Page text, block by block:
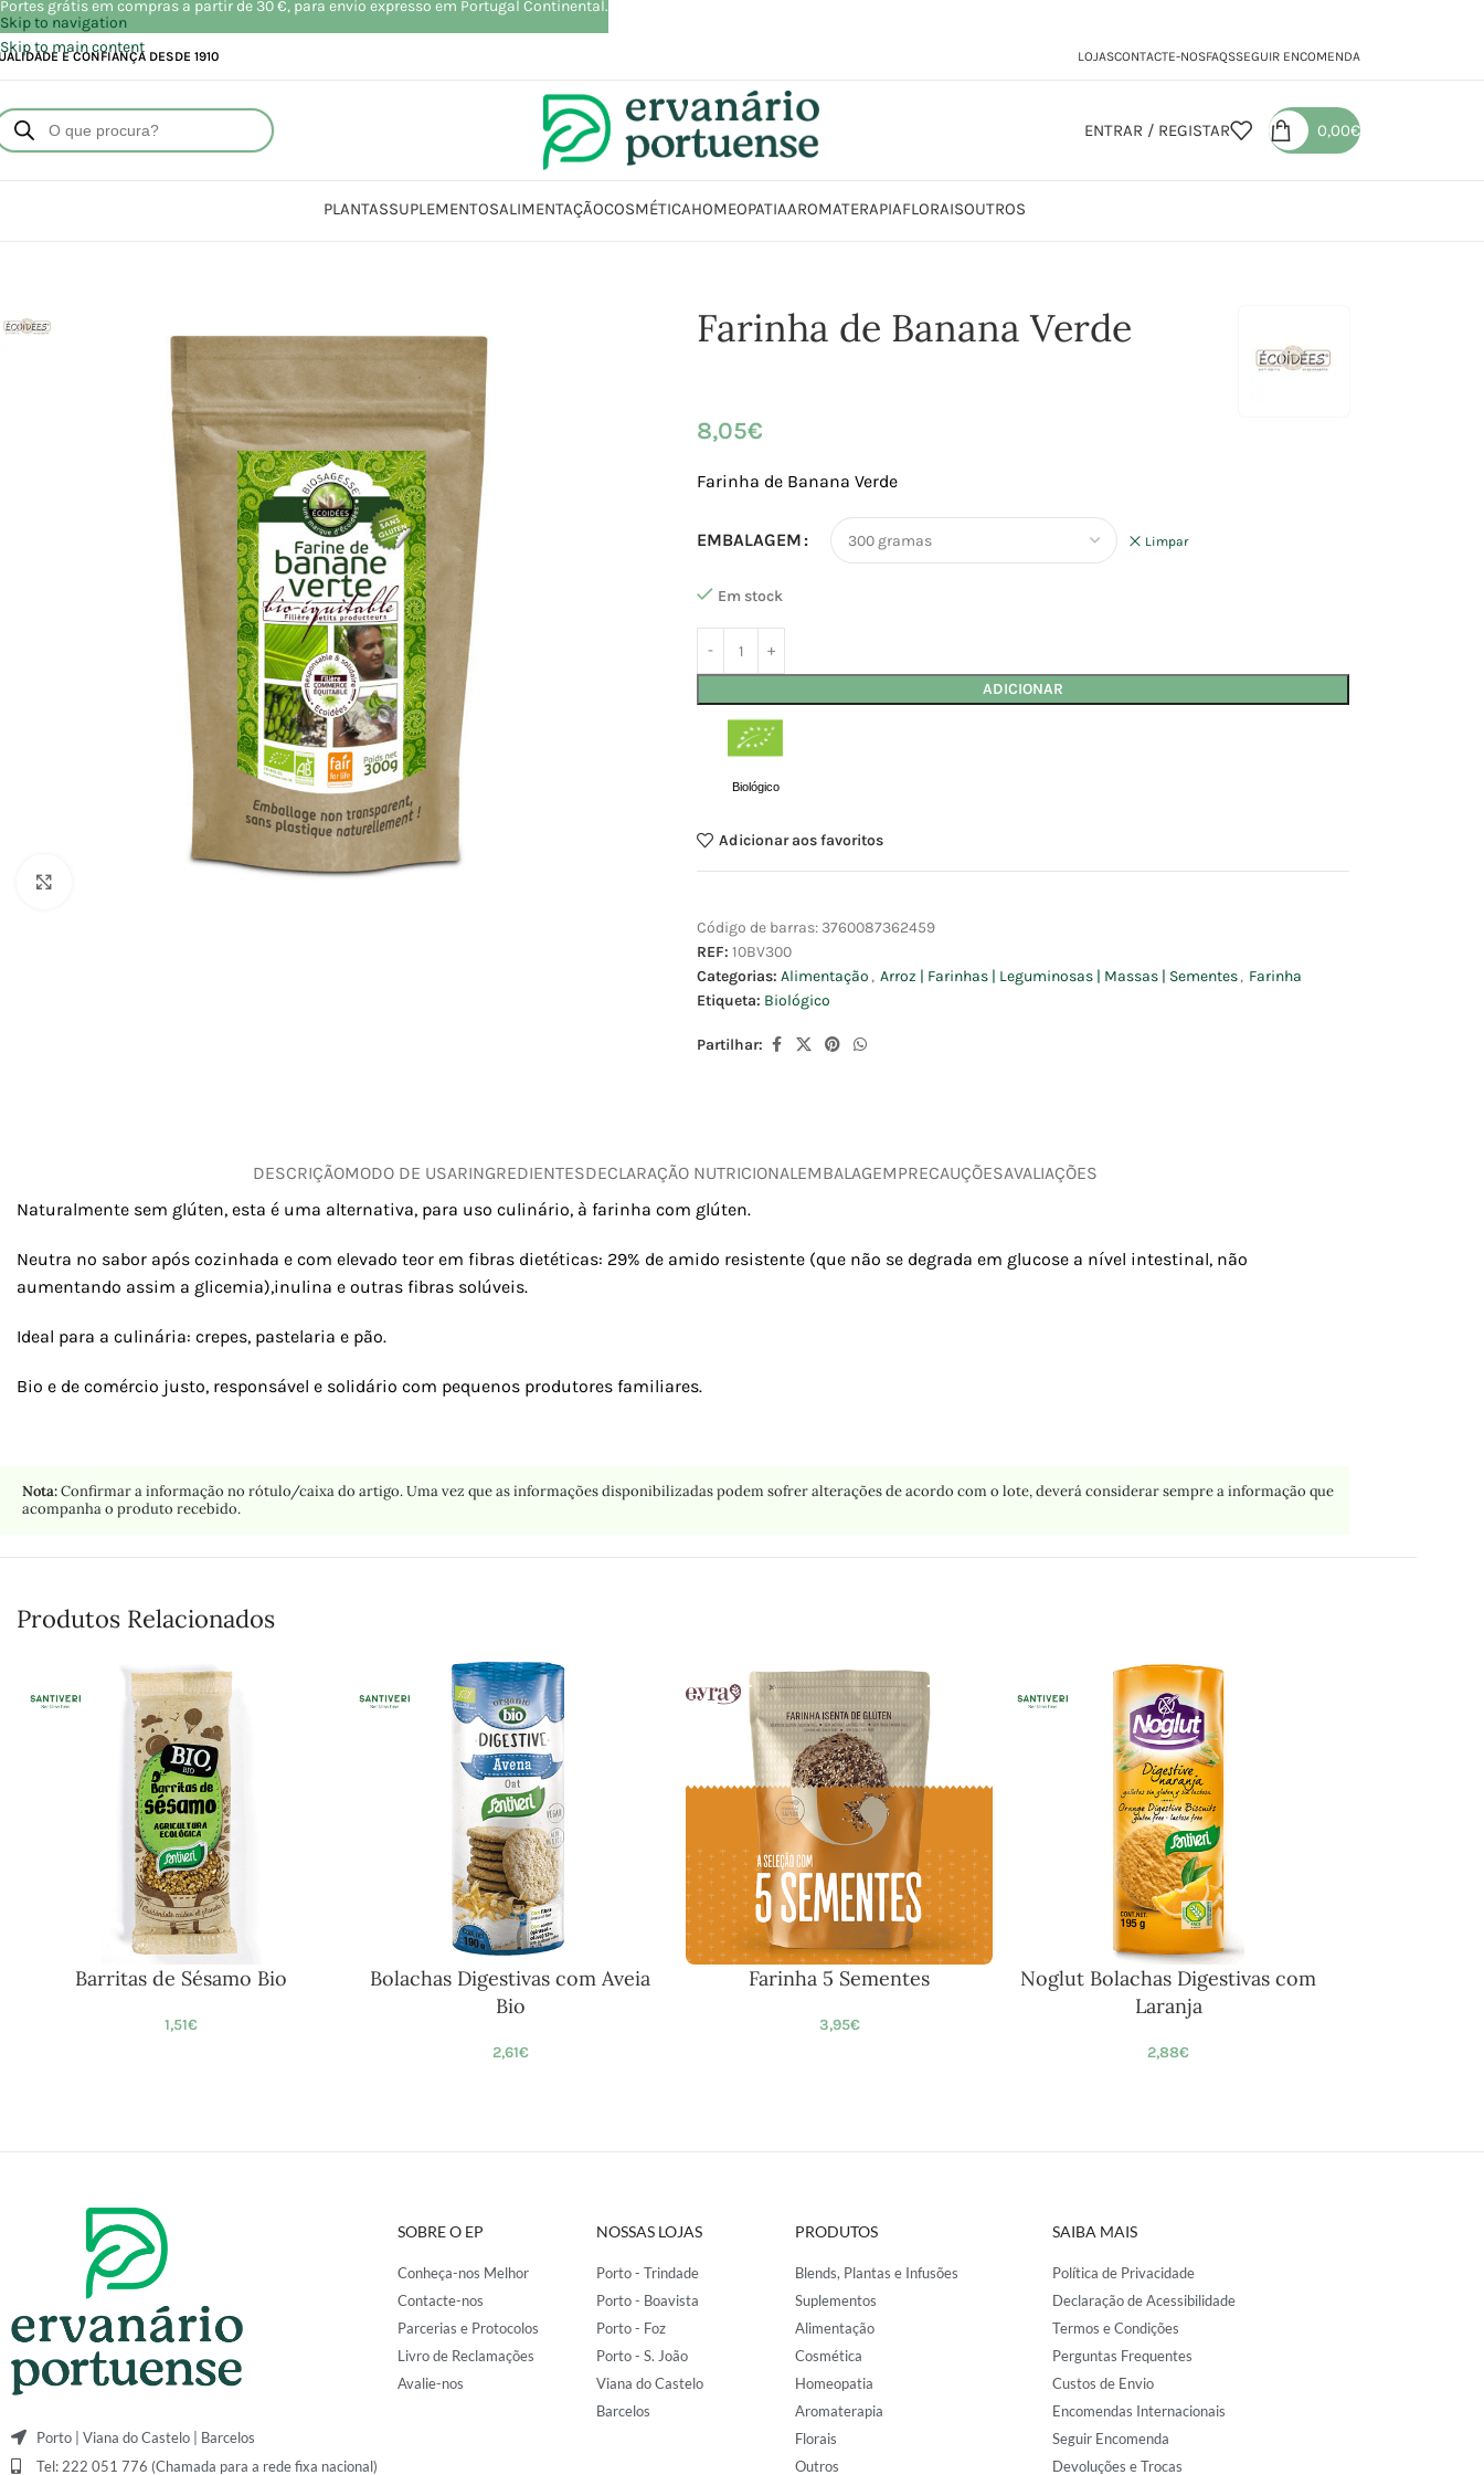
Skip to navigation
Skip to main content
E CONFIANÇA DESDE 1910 LOJASCONTACTE-NOSFAQSSEGUIR ENCOMENDA
ENTRAR / REGISTAR 0,00€
PLANTASSUPLEMENTOSALIMENTAÇÃOCOSMÉTICAHOMEOPATIAAROMATERAPIAFLORAISOUTROS
Farinha de Banana Verde
8,05€
Farinha de Banana Verde
EMBALAGEM Limpar
Em stock
ADICIONAR
Biológico
Adicionar aos favoritos
Código de barras: 3760087362459
REF: 10BV300
Categorias: Alimentação , Arroz | Farinhas | Leguminosas | Massas | Sementes, Farinha
Etiqueta: Biológico
Partilhar:
DESCRIÇÃOMODO DE USARINGREDIENTESDECLARAÇÃO NUTRICIONAL EMBALAGEMPRECAUÇÕESAVALIAÇÕES
Naturalmente sem glúten, esta é uma alternativa, para uso culinário, à farinha com glúten.
Neutra no sabor após cozinhada e com elevado teor em fibras dietéticas: 29% de amido resistente (que não se degrada em glucose a nível intestinal, não
aumentando assim a glicemia),inulina e outras fibras solúveis.
Ideal para a culinária: crepes, pastelaria e pão.
Bio e de comércio justo, responsável e solidário com pequenos produtores familiares.
Nota:Confirmar a informação no rótulo/caixa do artigo. Uma vez que as informações disponibilizadas podem sofrer alterações de acordo com o lote, deverá considerar sempre a informação que
acompanha o produto recebido.
Produtos Relacionados
Barritas de Sésamo Bio
1,51€
Bolachas Digestivas com Aveia
Bio
2,61€
Farinha 5 Sementes
3,95€
Noglut Bolachas Digestivas com
Laranja
2,88€
Porto | Viana do Castelo | Barcelos
Tel: 222 051 776 (Chamada para a rede fixa nacional)
SOBRE O EP
Conheça-nos Melhor
Contacte-nos
Parcerias e Protocolos
Livro de Reclamações
Avalie-nos
NOSSAS LOJAS
Porto - Trindade
Porto - Boavista
Porto - Foz
Porto - S. João
Viana do Castelo
Barcelos
PRODUTOS
Blends, Plantas e Infusões
Suplementos
Alimentação
Cosmética
Homeopatia
Aromaterapia
Florais
Outros
SAIBA MAIS
Política de Privacidade
Declaração de Acessibilidade
Termos e Condições
Perguntas Frequentes
Custos de Envio
Encomendas Internacionais
Seguir Encomenda
Devoluções e Trocas
Portes grátis em compras a partir de 30 €, para envio expresso em Portugal Continental.